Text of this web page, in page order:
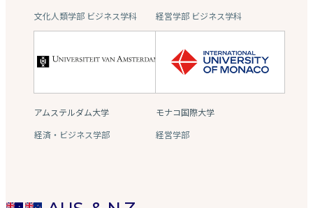
文化人類学部 ビジネス学科
経営学部 ビジネス学科
アムステルダム大学
経済・ビジネス学部
モナコ国際大学
経営学部